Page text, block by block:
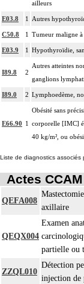
ailleurs
E03.8 1 Autres
C50.8 1 Tumeur maligne à
E03.9 1 Hypothyroïdie,
I89.8 2
Autres atteintes
ganglions
I89.0 2 Lymphoedème,
E66.90 1
Obésité sans
corporelle [IMC]
40 kg/m², ou
Liste de diagnostics associés
Actes
QEFA008
axillaire
QEQX004
Examen
partielle ou
ZZQL010
Détection
injection de